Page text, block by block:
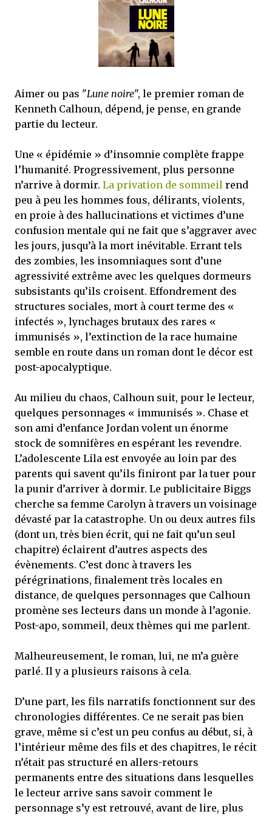
mettre sous tous les yeux. C'est cela...
Aimer ou pas "Lune noire", le premier roman de
Kenneth Calhoun, dépend, je pense, en grande
partie du lecteur.
Une « épidémie » d’insomnie complète frappe
l’humanité. Progressivement, plus personne
n’arrive à dormir. La privation de sommeil rend
peu à peu les hommes fous, délirants, violents,
en proie à des hallucinations et victimes d’une
confusion mentale qui ne fait que s’aggraver avec
les jours, jusqu’à la mort inévitable. Errant tels
des zombies, les insomniaques sont d’une
agressivité extrême avec les quelques dormeurs
subsistants qu’ils croisent. Effondrement des
structures sociales, mort à court terme des «
infectés », lynchages brutaux des rares «
immunisés », l’extinction de la race humaine
semble en route dans un roman dont le décor est
post-apocalyptique.
Au milieu du chaos, Calhoun suit, pour le lecteur,
quelques personnages « immunisés ». Chase et
son ami d’enfance Jordan volent un énorme
stock de somnifères en espérant les revendre.
L’adolescente Lila est envoyée au loin par des
parents qui savent qu’ils finiront par la tuer pour
la punir d’arriver à dormir. Le publicitaire Biggs
cherche sa femme Carolyn à travers un voisinage
dévasté par la catastrophe. Un ou deux autres fils
(dont un, très bien écrit, qui ne fait qu’un seul
chapitre) éclairent d’autres aspects des
évènements. C’est donc à travers les
pérégrinations, finalement très locales en
distance, de quelques personnages que Calhoun
promène ses lecteurs dans un monde à l’agonie.
Post-apo, sommeil, deux thèmes qui me parlent.
Malheureusement, le roman, lui, ne m’a guère
parlé. Il y a plusieurs raisons à cela.
D’une part, les fils narratifs fonctionnent sur des
chronologies différentes. Ce ne serait pas bien
grave, même si c’est un peu confus au début, si, à
l’intérieur même des fils et des chapitres, le récit
n’était pas structuré en allers-retours
permanents entre des situations dans lesquelles
le lecteur arrive sans savoir comment le
personnage s’y est retrouvé, avant de lire, plus